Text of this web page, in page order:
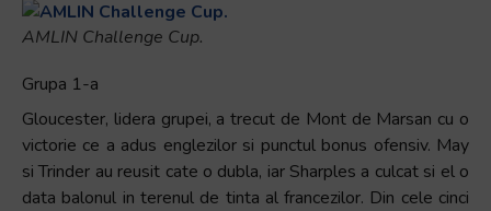
AMLIN Challenge Cup.
Grupa 1-a
Gloucester, lidera grupei, a trecut de Mont de Marsan cu o
victorie ce a adus englezilor si punctul bonus ofensiv. May
si Trinder au reusit cate o dubla, iar Sharples a culcat si el o
data balonul in terenul de tinta al francezilor. Din cele cinci